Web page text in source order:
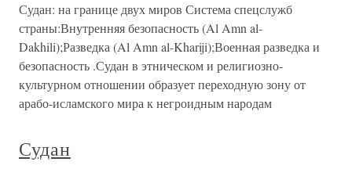
Судан: на границе двух миров Система спецслужб
страны:Внутренняя безопасность (Al Amn al-
Dakhili);Разведка (Al Amn al-Khariji);Военная разведка и
безопасность .Судан в этническом и религиозно-
культурном отношении образует переходную зону от
арабо-исламского мира к негроидным народам
Судан